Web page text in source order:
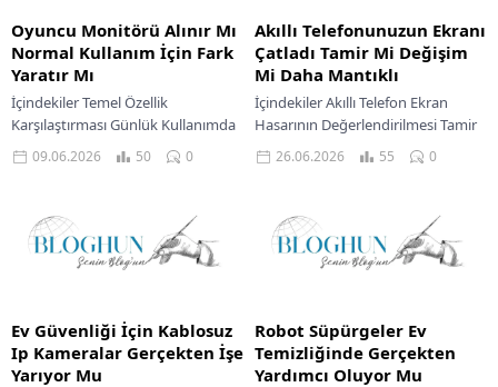
Oyuncu Monitörü Alınır Mı
Normal Kullanım İçin Fark
Yaratır Mı
İçindekiler Temel Özellik
Karşılaştırması Günlük Kullanımda
Kullanıcı Deneyimi Rekabetçi
Avantaj Sağlayan Oyun
Değerlendirmesi Günümüzde
teknoloji pazarında,...
09.06.2026 50 0
Akıllı Telefonunuzun Ekranı
Çatladı Tamir Mi Değişim
Mi Daha Mantıklı
İçindekiler Akıllı Telefon Ekran
Hasarının Değerlendirilmesi Tamir
Ve Değişim Arasındaki Temel
Farklar Ekran Tamirinin Avantajları
Değişiminin Avantajları...
26.06.2026 55 0
Ev Güvenliği İçin Kablosuz
Ip Kameralar Gerçekten İşe
Yarıyor Mu
Robot Süpürgeler Ev
Temizliğinde Gerçekten
Yardımcı Oluyor Mu